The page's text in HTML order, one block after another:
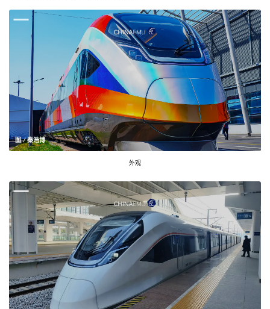
图 / 秦浩博
外观